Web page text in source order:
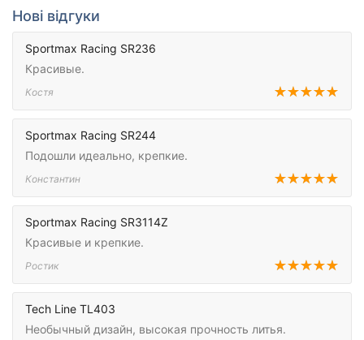
Нові відгуки
Sportmax Racing SR236
Красивые.
Костя
Sportmax Racing SR244
Подошли идеально, крепкие.
Константин
Sportmax Racing SR3114Z
Красивые и крепкие.
Ростик
Tech Line TL403
Необычный дизайн, высокая прочность литья.